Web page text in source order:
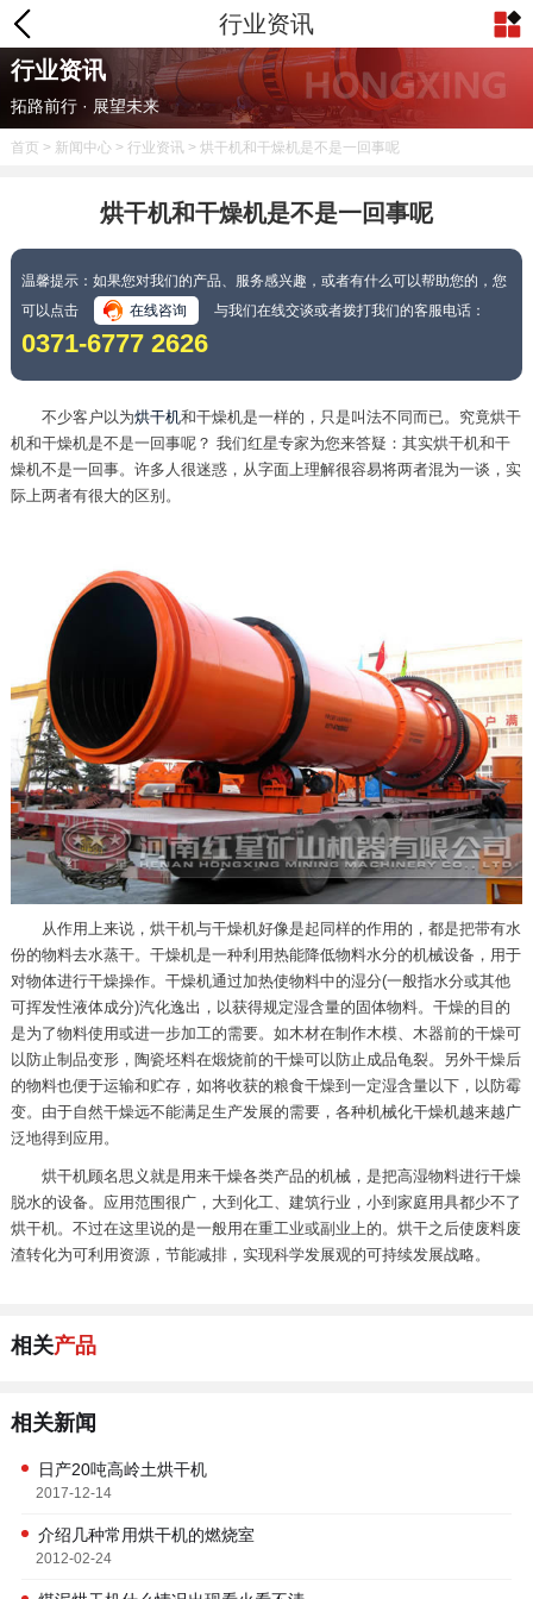
行业资讯
行业资讯
拓路前行 · 展望未来
首页 > 新闻中心> 行业资讯> 烘干机和干燥机是不是一回事呢
烘干机和干燥机是不是一回事呢
温馨提示：如果您对我们的产品、服务感兴趣，或者有什么可以帮助您的，您
可以点击
在线咨询 与我们在线交谈或者拨打我们的客服电话：
0371-6777 2626
不少客户以为烘干机和干燥机是一样的，只是叫法不同而已。究竟烘干
机和干燥机是不是一回事呢？ 我们红星专家为您来答疑：其实烘干机和干
燥机不是一回事。许多人很迷惑，从字面上理解很容易将两者混为一谈，实
际上两者有很大的区别。
从作用上来说，烘干机与干燥机好像是起同样的作用的，都是把带有水
份的物料去水蒸干。干燥机是一种利用热能降低物料水分的机械设备，用于
对物体进行干燥操作。干燥机通过加热使物料中的湿分(一般指水分或其他
可挥发性液体成分)汽化逸出，以获得规定湿含量的固体物料。干燥的目的
是为了物料使用或进一步加工的需要。如木材在制作木模、木器前的干燥可
以防止制品变形，陶瓷坯料在煅烧前的干燥可以防止成品龟裂。另外干燥后
的物料也便于运输和贮存，如将收获的粮食干燥到一定湿含量以下，以防霉
变。由于自然干燥远不能满足生产发展的需要，各种机械化干燥机越来越广
泛地得到应用。
烘干机顾名思义就是用来干燥各类产品的机械，是把高湿物料进行干燥
脱水的设备。应用范围很广，大到化工、建筑行业，小到家庭用具都少不了
烘干机。不过在这里说的是一般用在重工业或副业上的。烘干之后使废料废
渣转化为可利用资源，节能减排，实现科学发展观的可持续发展战略。
相关产品
相关新闻
日产20吨高岭土烘干机
2017-12-14
介绍几种常用烘干机的燃烧室
2012-02-24